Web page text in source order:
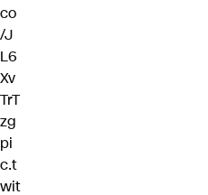
co
/J
L6
Xv
TrT
zg
pi
c.t
wit